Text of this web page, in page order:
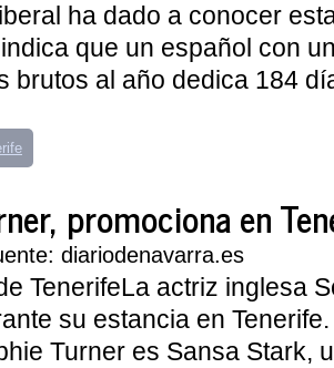
ha dado a conocer
que un español con
brutos al año dedica 184
promociona en
diariodenavarra.es
TenerifeLa actriz inglesa
su estancia en
Turner es Sansa Stark,